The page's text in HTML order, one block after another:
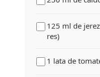
125 ml de
res)
1 lata de